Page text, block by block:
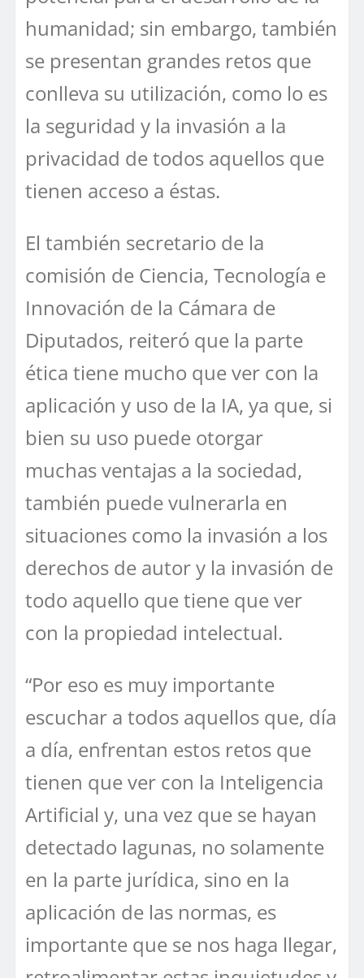
humanidad; sin embargo, también
se presentan grandes retos que
conlleva su utilización, como lo es
la seguridad y la invasión a la
privacidad de todos aquellos que
tienen acceso a éstas.
El también secretario de la
comisión de Ciencia, Tecnología e
Innovación de la Cámara de
Diputados, reiteró que la parte
ética tiene mucho que ver con la
aplicación y uso de la IA, ya que, si
bien su uso puede otorgar
muchas ventajas a la sociedad,
también puede vulnerarla en
situaciones como la invasión a los
derechos de autor y la invasión de
todo aquello que tiene que ver
con la propiedad intelectual.
“Por eso es muy importante
escuchar a todos aquellos que, día
a día, enfrentan estos retos que
tienen que ver con la Inteligencia
Artificial y, una vez que se hayan
detectado lagunas, no solamente
en la parte jurídica, sino en la
aplicación de las normas, es
importante que se nos haga llegar,